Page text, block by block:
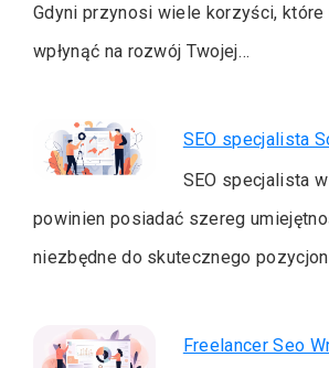
Gdyni przynosi wiele korzyści,
wpłynąć na rozwój Twojej…
SEO specjalista
SEO specjalista
powinien posiadać szereg
niezbędne do skutecznego
Freelancer Seo